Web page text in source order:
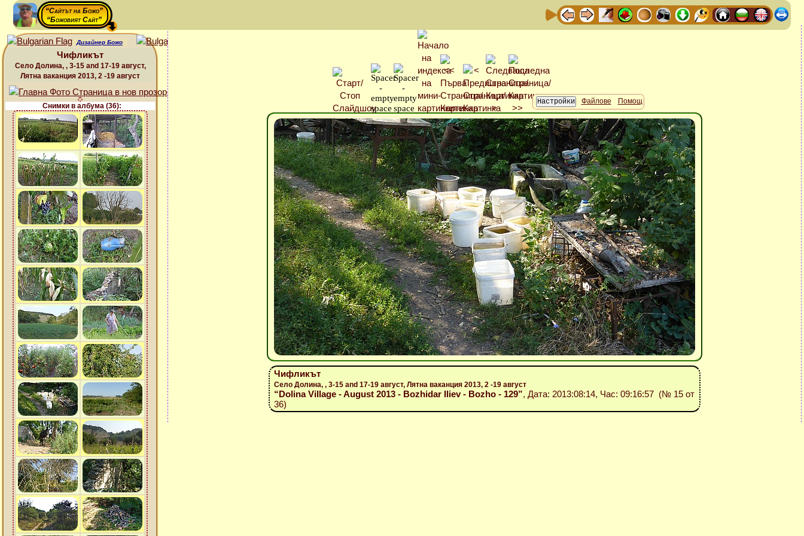
“Сайтът на Божо”
“Божовият Сайт”
Дизайнер Божо
Чифликът
Село Долина, , 3-15 and 17-19 август,
Лятна ваканция 2013, 2 -19 август
Снимки в албума (36):
Файлове Помощ
Чифликът
Село Долина, , 3-15 and 17-19 август, Лятна ваканция 2013, 2 -19 август
“Dolina Village - August 2013 - Bozhidar Iliev - Bozho - 129”, Дата: 2013:08:14, Час: 09:16:57 (№ 15 от
36)